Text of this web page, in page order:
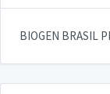
BIOGEN BRASIL